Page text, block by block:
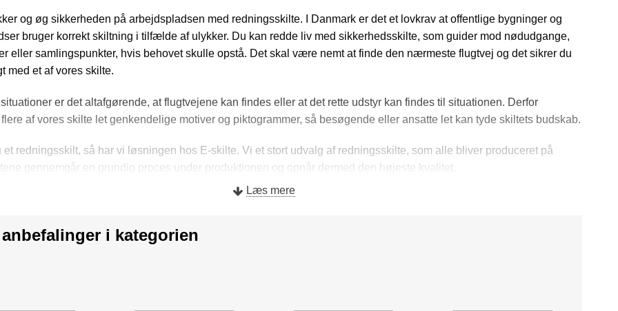
og øg sikkerheden på arbejdspladsen med redningsskilte. I Danmark er det et lovkrav at offentlige bygninger og
bruger korrekt skiltning i tilfælde af ulykker. Du kan redde liv med sikkerhedsskilte, som guider mod nødudgange,
eller samlingspunkter, hvis behovet skulle opstå. Det skal være nemt at finde den nærmeste flugtvej og det sikrer du
med et af vores skilte.
er det altafgørende, at flugtvejene kan findes eller at det rette udstyr kan findes til situationen. Derfor
af vores skilte let genkendelige motiver og piktogrammer, så besøgende eller ansatte let kan tyde skiltets budskab.
et redningsskilt, så har vi løsningen hos E-skilte. Vi et stort udvalg af redningsskilte, som alle bliver produceret på
gennemgår en grundig proces under produktionen og opnår dermed den højeste kvalitet.
Læs mere
i kategorien